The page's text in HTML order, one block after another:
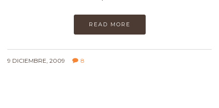
READ MORE
9 DICIEMBRE, 2009 8